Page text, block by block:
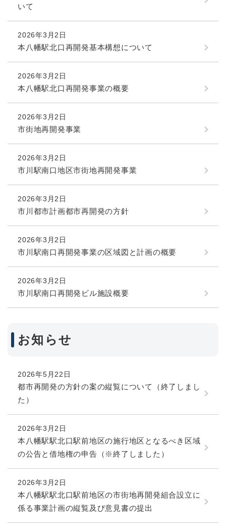
いて
2026年3月2日
本八幡駅北口再開発基本構想について
2026年3月2日
本八幡駅北口再開発事業の概要
2026年3月2日
市街地再開発事業
2026年3月2日
市川駅南口地区市街地再開発事業
2026年3月2日
市川都市計画都市再開発の方針
2026年3月2日
市川駅南口再開発事業の区域図と計画の概要
2026年3月2日
市川駅南口再開発ビル施設概要
お知らせ
2026年5月22日
都市再開発の方針の案の縦覧について（終了しまし
た）
2026年3月2日
本八幡駅駅北口駅前地区の施行地区となるべき区域
の公告と借地権の申告（※終了しました）
2026年3月2日
本八幡駅駅北口駅前地区の市街地再開発組合設立に
係る事業計画の縦覧及び意見書の提出